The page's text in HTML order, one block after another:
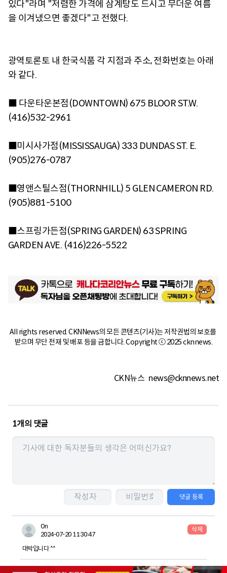
있다"라며 "저렴한 가격에 삼계탕도 드시고 무더운 여름
을 이겨냈으면 좋겠다"고 전했다.
광역토론토 내 한국식품 각 지점과 주소, 전화번호는 아래
와 같다.
■ 다운타운본점(DOWNTOWN) 675 BLOOR ST.W.
(416)532-2961
■미시사가점(MISSISSAUGA) 333 DUNDAS ST. E.
(905)276-0787
■영앤스틸스점(THORNHILL) 5 GLEN CAMERON RD.
(905)881-5100
■스프링가든점(SPRING GARDEN) 63 SPRING
GARDEN AVE. (416)226-5522
All rights reserved. CKNNews의 모든 콘텐츠(기사)는 저작권법의 보호를
받으며 무단 전재 및 배포 등을 금합니다. Copyright ⓒ 2025 cknnews.
CKN뉴스 news@cknnews.net
1개의 댓글
댓글 등록
On
2024-07-20 11:30:47
삭제
대박입니다 ^^